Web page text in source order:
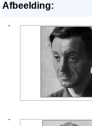
Afbeelding:
·
·